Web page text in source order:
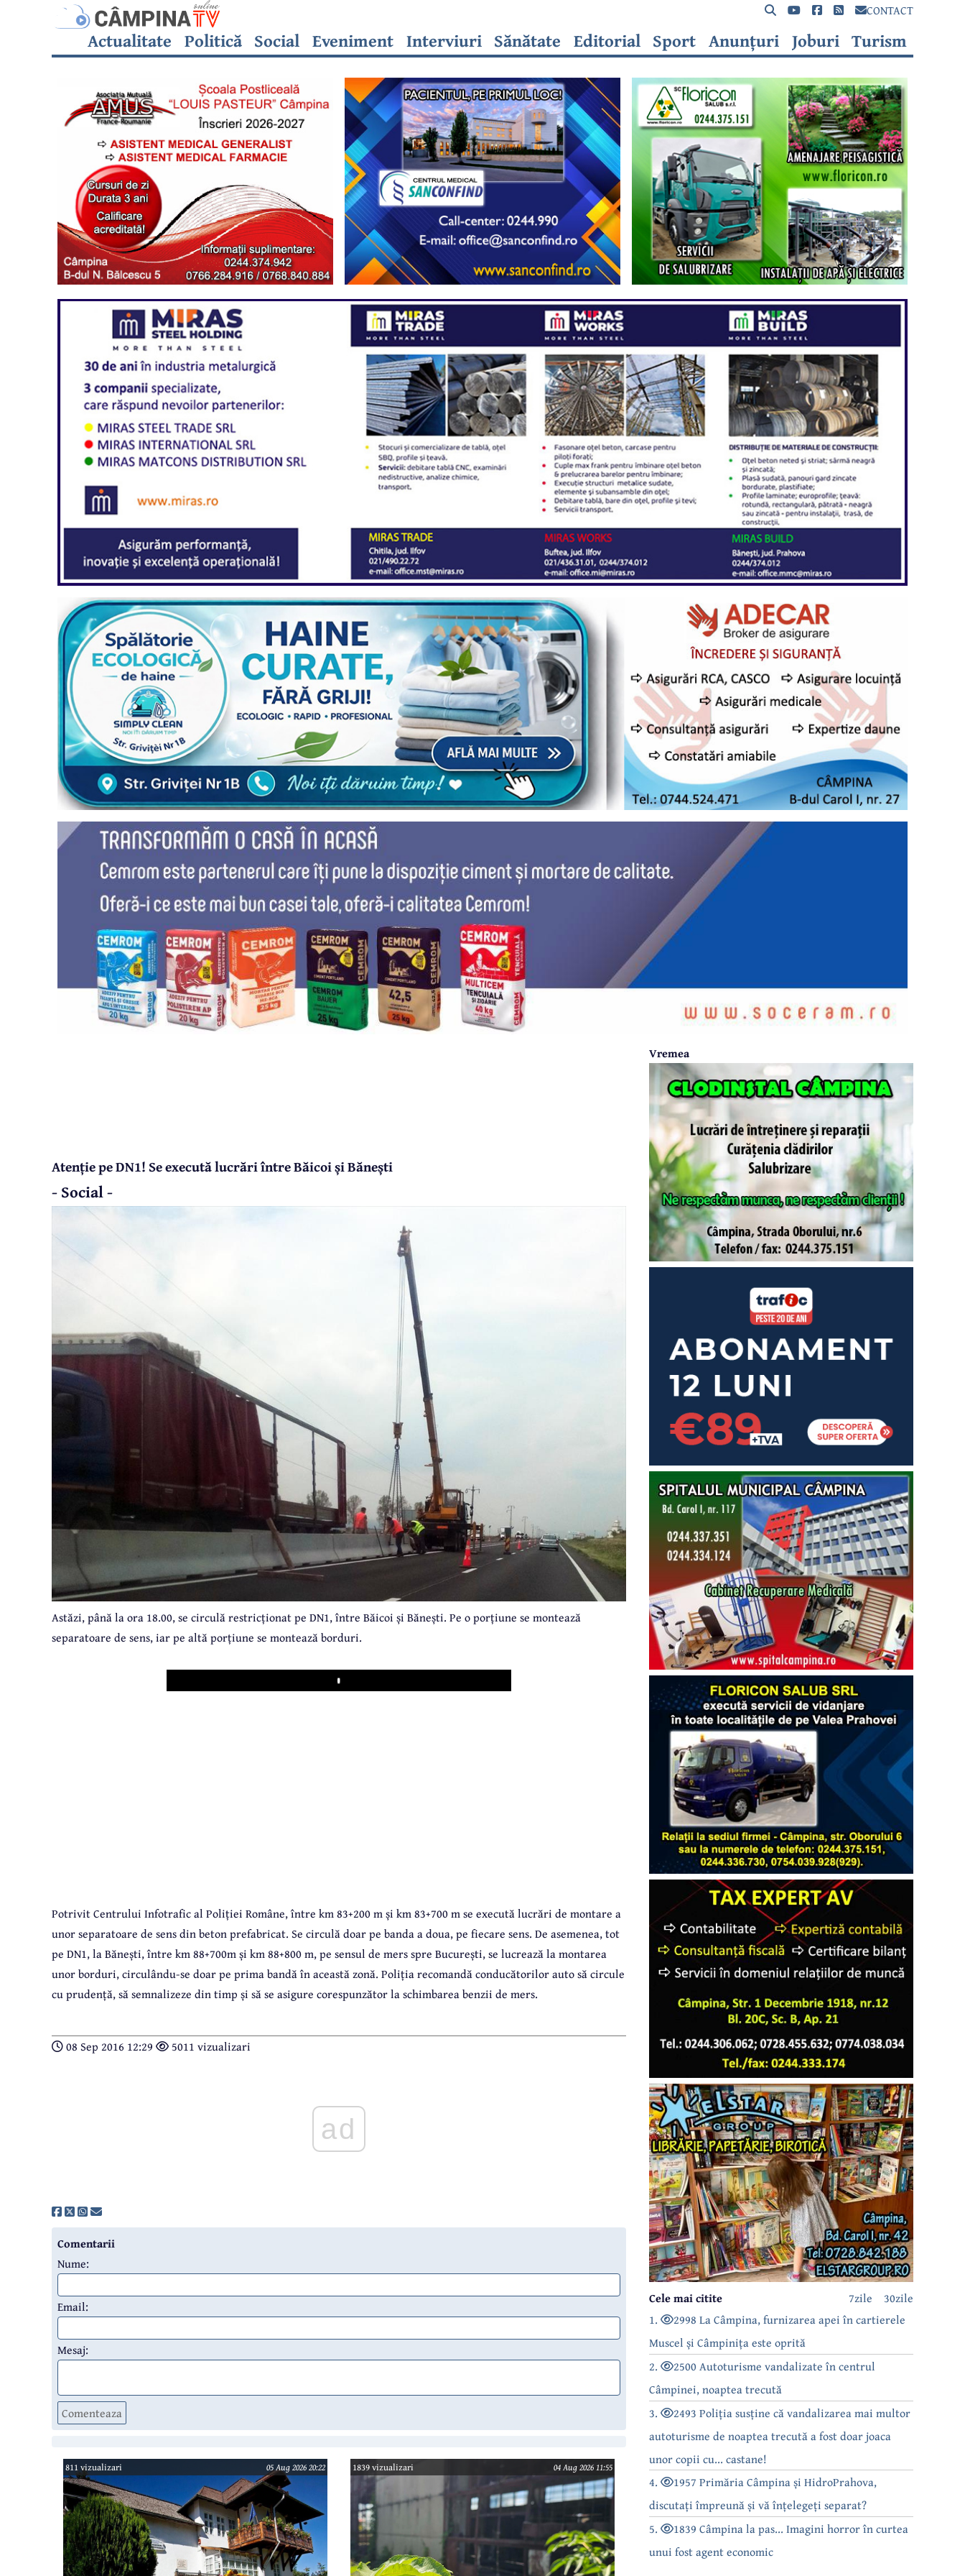
CONTACT
Actualitate Politică Social Eveniment Interviuri Sănătate Editorial Sport Anunțuri Joburi Turism
Atenție pe DN1! Se execută lucrări între Băicoi și Bănești
- Social -
Astăzi, până la ora 18.00, se circulă restricționat pe DN1, între Băicoi și Bănești. Pe o porțiune se montează
separatoare de sens, iar pe altă porțiune se montează borduri.
Play
Potrivit Centrului Infotrafic al Poliției Române, între km 83+200 m și km 83+700 m se execută lucrări de montare a
unor separatoare de sens din beton prefabricat. Se circulă doar pe banda a doua, pe fiecare sens. De asemenea, tot
pe DN1, la Bănești, între km 88+700m și km 88+800 m, pe sensul de mers spre București, se lucrează la montarea
unor borduri, circulându-se doar pe prima bandă în această zonă. Poliția recomandă conducătorilor auto să circule
cu prudență, să semnalizeze din timp și să se asigure corespunzător la schimbarea benzii de mers.
08 Sep 2016 12:29 5011 vizualizari
ad
Comentarii
Nume:
Email:
Mesaj:
Comenteaza
Vremea
30zile
7zile
Cele mai citite
1.
2998 La Câmpina, furnizarea apei în cartierele
Muscel și Câmpinița este oprită
2.
2500 Autoturisme vandalizate în centrul
Câmpinei, noaptea trecută
3.
2493 Poliția susține că vandalizarea mai multor
autoturisme de noaptea trecută a fost doar joaca
unor copii cu... castane!
4.
1957 Primăria Câmpina și HidroPrahova,
discutați împreună și vă înțelegeți separat?
5.
1839 Câmpina la pas... Imagini horror în curtea
unui fost agent economic
811 vizualizari 05 Aug 2026 20:22 1839 vizualizari 04 Aug 2026 11:55